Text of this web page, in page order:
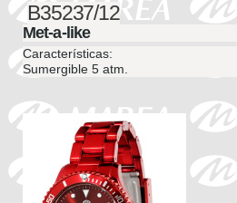
B35237/12
Met-a-like
Características:
Sumergible 5 atm.